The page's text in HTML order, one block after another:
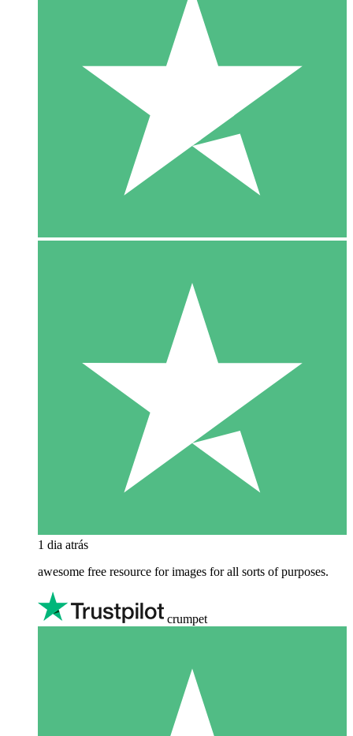
1 dia atrás
awesome free resource for images for all sorts of purposes.
crumpet